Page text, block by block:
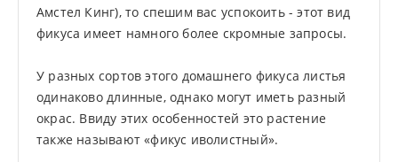
Амстел Кинг), то спешим вас успокоить - этот вид
фикуса имеет намного более скромные запросы.
У разных сортов этого домашнего фикуса листья
одинаково длинные, однако могут иметь разный
окрас. Ввиду этих особенностей это растение
также называют «фикус иволистный».